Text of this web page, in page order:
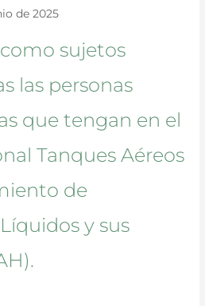
de 2025
sujetos
las personas
que tengan en el
Tanques Aéreos
de
y sus